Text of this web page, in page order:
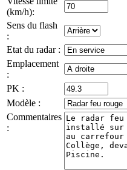
(km/h):
Sens du flash
:
Etat du radar :
Emplacement
:
PK :
Modèle :
Commentaires
: